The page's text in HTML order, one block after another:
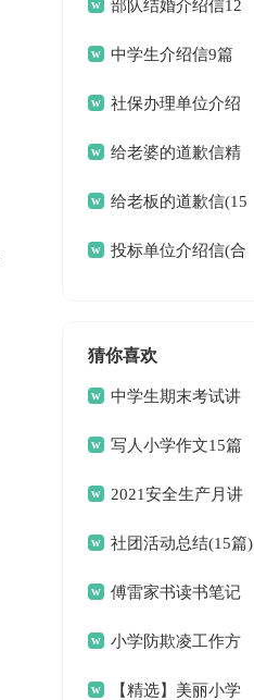
部队结婚介绍信12
篇 中学生介绍信9篇
社保办理单位介绍
信(集锦15篇)
给老婆的道歉信精
选15篇给老板的道歉信(15
篇) 投标单位介绍信(合
猜你喜欢
中学生期末考试讲
话稿写人小学作文15篇
2021安全生产月讲
话稿（精选5篇）
社团活动总结(15篇)
傅雷家书读书笔记
(合集15篇)
小学防欺凌工作方
案 【精选】美丽小学